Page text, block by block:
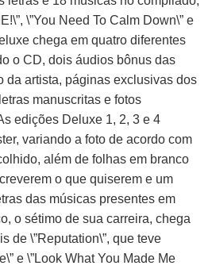
\”You Need To Calm Down\” e
chega em quatro diferentes
o CD, dois áudios bônus das
da artista, páginas exclusivas dos
manuscritas e fotos
edições Deluxe 1, 2, 3 e 4
variando a foto de acordo com
além de folhas em branco
o que quiserem e um
das músicas presentes em
o sétimo de sua carreira, chega
de \”Reputation\”, que teve
e \”Look What You Made Me